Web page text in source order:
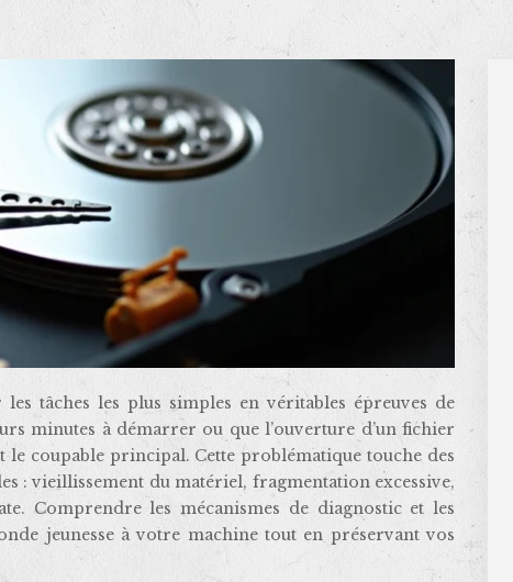
minutes à démarrer ou que l’ouverture d’un fichier
le coupable principal. Cette problématique touche des
: vieillissement du matériel, fragmentation excessive,
Comprendre les mécanismes de diagnostic et les
jeunesse à votre machine tout en préservant vos